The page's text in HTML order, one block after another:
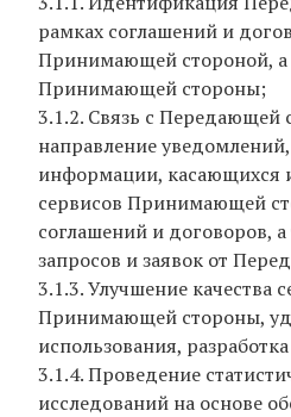
рамках соглашений и
Принимающей стороной, а
Принимающей стороны;
3.1.2. Связь с Передающей
направление
информации, касающихся
сервисов Принимающей
соглашений и договоров,
запросов и заявок от
3.1.3. Улучшение качества
Принимающей стороны,
использования,
3.1.4. Проведение
исследований на основе